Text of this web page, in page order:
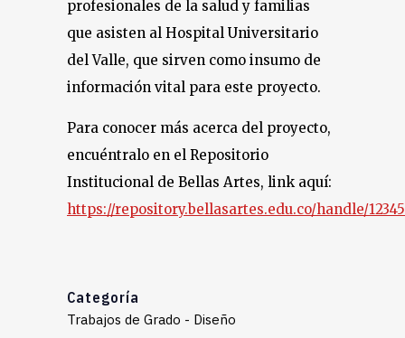
profesionales de la salud y familias
que asisten al Hospital Universitario
del Valle, que sirven como insumo de
información vital para este proyecto.
Para conocer más acerca del proyecto,
encuéntralo en el Repositorio
Institucional de Bellas Artes, link aquí:
https://repository.bellasartes.edu.co/handle/
Categoría
Trabajos de Grado - Diseño